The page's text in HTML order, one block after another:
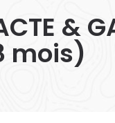
&
mois)